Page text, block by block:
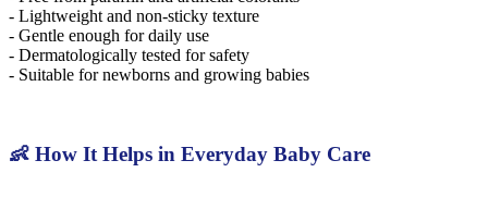
- Lightweight and non-sticky texture
- Gentle enough for daily use
- Dermatologically tested for safety
- Suitable for newborns and growing babies
👶 How It Helps in Everyday Baby Care